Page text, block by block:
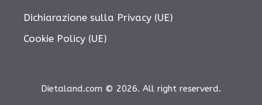
Dichiarazione sulla Privacy (UE)
Cookie Policy (UE)
Dietaland.com © 2026. All right reserverd.